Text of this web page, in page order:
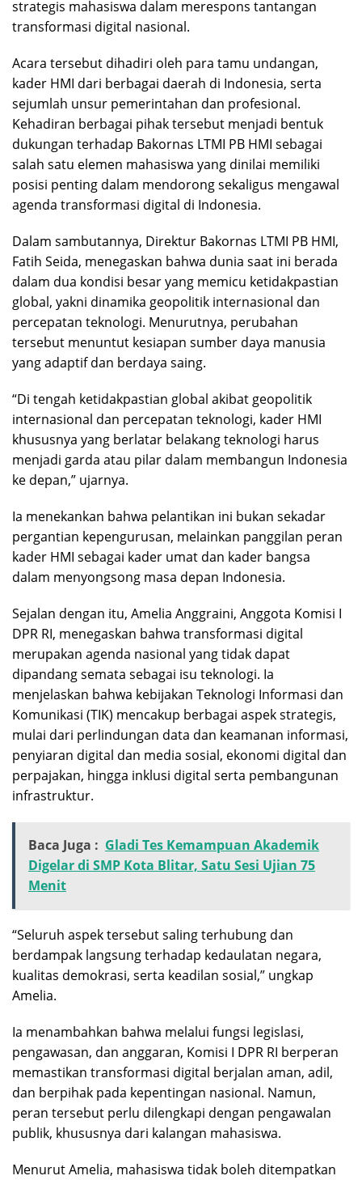
strategis mahasiswa dalam merespons tantangan
transformasi digital nasional.
Acara tersebut dihadiri oleh para tamu undangan,
kader HMI dari berbagai daerah di Indonesia, serta
sejumlah unsur pemerintahan dan profesional.
Kehadiran berbagai pihak tersebut menjadi bentuk
dukungan terhadap Bakornas LTMI PB HMI sebagai
salah satu elemen mahasiswa yang dinilai memiliki
posisi penting dalam mendorong sekaligus mengawal
agenda transformasi digital di Indonesia.
Dalam sambutannya, Direktur Bakornas LTMI PB HMI,
Fatih Seida, menegaskan bahwa dunia saat ini berada
dalam dua kondisi besar yang memicu ketidakpastian
global, yakni dinamika geopolitik internasional dan
percepatan teknologi. Menurutnya, perubahan
tersebut menuntut kesiapan sumber daya manusia
yang adaptif dan berdaya saing.
“Di tengah ketidakpastian global akibat geopolitik
internasional dan percepatan teknologi, kader HMI
khususnya yang berlatar belakang teknologi harus
menjadi garda atau pilar dalam membangun Indonesia
ke depan,” ujarnya.
Ia menekankan bahwa pelantikan ini bukan sekadar
pergantian kepengurusan, melainkan panggilan peran
kader HMI sebagai kader umat dan kader bangsa
dalam menyongsong masa depan Indonesia.
Sejalan dengan itu, Amelia Anggraini, Anggota Komisi I
DPR RI, menegaskan bahwa transformasi digital
merupakan agenda nasional yang tidak dapat
dipandang semata sebagai isu teknologi. Ia
menjelaskan bahwa kebijakan Teknologi Informasi dan
Komunikasi (TIK) mencakup berbagai aspek strategis,
mulai dari perlindungan data dan keamanan informasi,
penyiaran digital dan media sosial, ekonomi digital dan
perpajakan, hingga inklusi digital serta pembangunan
infrastruktur.
Baca Juga : Gladi Tes Kemampuan Akademik
Digelar di SMP Kota Blitar, Satu Sesi Ujian 75
Menit
“Seluruh aspek tersebut saling terhubung dan
berdampak langsung terhadap kedaulatan negara,
kualitas demokrasi, serta keadilan sosial,” ungkap
Amelia.
Ia menambahkan bahwa melalui fungsi legislasi,
pengawasan, dan anggaran, Komisi I DPR RI berperan
memastikan transformasi digital berjalan aman, adil,
dan berpihak pada kepentingan nasional. Namun,
peran tersebut perlu dilengkapi dengan pengawalan
publik, khususnya dari kalangan mahasiswa.
Menurut Amelia, mahasiswa tidak boleh ditempatkan